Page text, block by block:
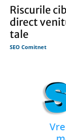
Riscurile
direct
tale
SEO Comitnet